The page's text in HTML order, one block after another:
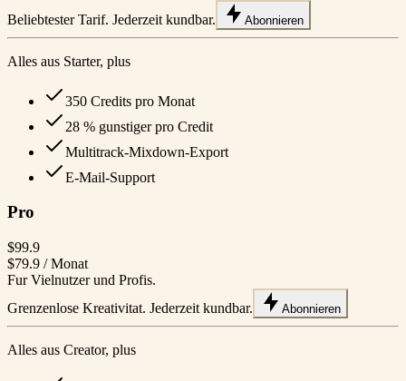
Beliebtester Tarif. Jederzeit kundbar.
Abonnieren
Alles aus Starter, plus
350 Credits pro Monat
28 % gunstiger pro Credit
Multitrack-Mixdown-Export
E-Mail-Support
Pro
$99.9
$79.9 / Monat
Fur Vielnutzer und Profis.
Grenzenlose Kreativitat. Jederzeit kundbar.
Abonnieren
Alles aus Creator, plus